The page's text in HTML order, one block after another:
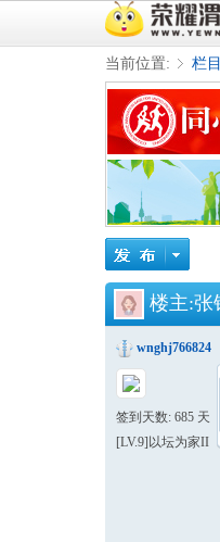
当前位置:
»
栏
楼主:张
wnghj766824
签到天数: 685 天
[LV.9]以坛为家II